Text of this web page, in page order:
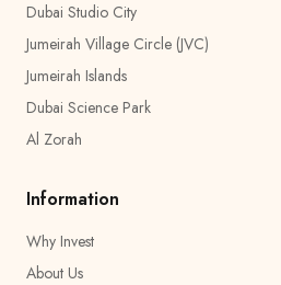
Dubai Studio City
Jumeirah Village Circle (JVC)
Jumeirah Islands
Dubai Science Park
Al Zorah
Information
Why Invest
About Us